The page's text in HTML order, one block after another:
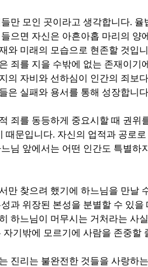
만 모인 곳이라고 생각합니다. 율
으면 자신은 아흔아홉 마리의 양
와 미래의 모습으로 현존할 것입
죄를 지을 수밖에 없는 존재이기
의 자비와 선하심이 인간의 죄보
은 실패와 용서를 통해 성장합니다
죄를 동등하게 중요시할 때 권위
때문입니다. 자신의 업적과 공로
님 앞에서는 어떤 인간도 특별하
만 찾으려 했기에 하느님을 만날
과 위장된 본성을 분별할 수 있을
하느님이 머무시는 거처라는 사
자기밖에 모르기에 사람을 존중할
진리는 불완전한 것들을 사랑하